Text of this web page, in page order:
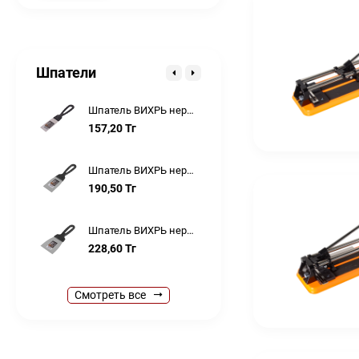
Шпатели814,30
Шпатель ВИХРЬ нержавейка, пластик 40мм
157,20Тг
Шпатель ВИХРЬ нержавейка, пластик 60мм
190,50Тг
Шпатель ВИХРЬ нержавейка, пластик 80мм
228,60Тг
257,20Тг
Смотреть все